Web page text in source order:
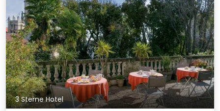
3 Sterne Hotel